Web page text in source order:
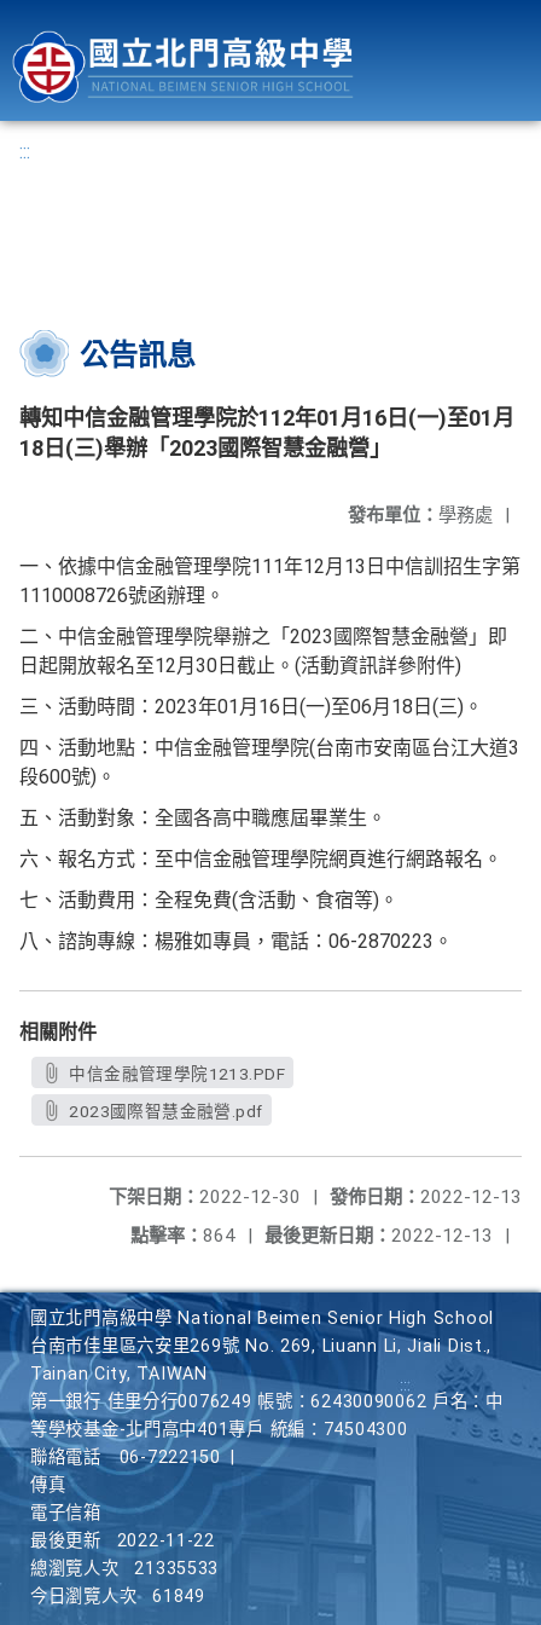
:::
公告訊息
轉知中信金融管理學院於112年01月16日(一)至01月
18日(三)舉辦「2023國際智慧金融營」
發布單位： 學務處 |
一、依據中信金融管理學院111年12月13日中信訓招生字第
1110008726號函辦理。
二、中信金融管理學院舉辦之「2023國際智慧金融營」即
日起開放報名至12月30日截止。(活動資訊詳參附件)
三、活動時間：2023年01月16日(一)至06月18日(三)。
四、活動地點：中信金融管理學院(台南市安南區台江大道3
段600號)。
五、活動對象：全國各高中職應屆畢業生。
六、報名方式：至中信金融管理學院網頁進行網路報名。
七、活動費用：全程免費(含活動、食宿等)。
八、諮詢專線：楊雅如專員，電話：06-2870223。
相關附件
中信金融管理學院1213.PDF
2023國際智慧金融營.pdf
發佈日期： 2022-12-13
下架日期： 2022-12-30
|
最後更新日期： 2022-12-13 |
點擊率： 864 |
國立北門高級中學 National Beimen Senior High School
台南市佳里區六安里269號 No. 269, Liuann Li, Jiali Dist.,
Tainan City, TAIWAN
第一銀行 佳里分行0076249 帳號：62430090062 戶名：中
等學校基金-北門高中401專戶 統編：74504300
聯絡電話
06-7222150
傳真
電子信箱
最後更新
2022-11-22
總瀏覽人次
21335533
今日瀏覽人次
61849